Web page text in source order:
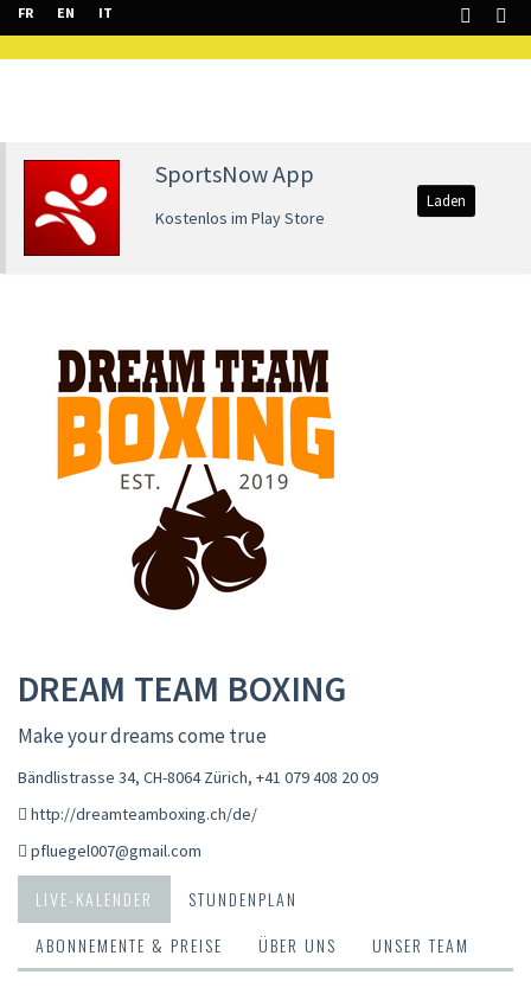
FR EN IT
SportsNow App
Kostenlos im Play Store
Laden
DREAM TEAM BOXING
Make your dreams come true
Bändlistrasse 34, CH-8064 Zürich, +41 079 408 20 09
http://dreamteamboxing.ch/de/
pfluegel007@gmail.com
LIVE-KALENDER
STUNDENPLAN
ABONNEMENTE & PREISE
ÜBER UNS UNSER TEAM